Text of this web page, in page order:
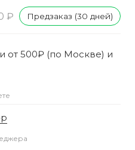
₽ Предзаказ (30 дней)
от 500₽ (по Москве) и